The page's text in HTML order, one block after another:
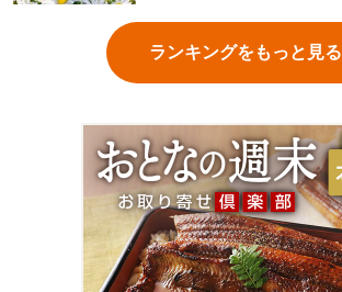
ランキングをもっと見る